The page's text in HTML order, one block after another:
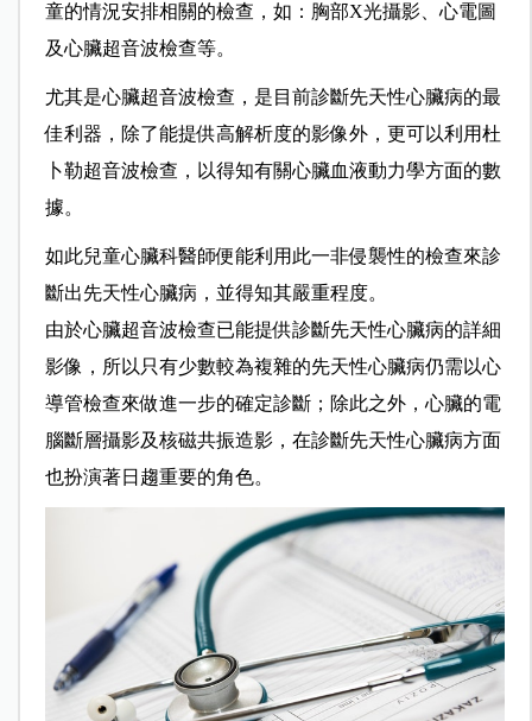
童的情況安排相關的檢查，如：胸部X光攝影、心電圖
及心臟超音波檢查等。
尤其是心臟超音波檢查，是目前診斷先天性心臟病的最
佳利器，除了能提供高解析度的影像外，更可以利用杜
卜勒超音波檢查，以得知有關心臟血液動力學方面的數
據。
如此兒童心臟科醫師便能利用此一非侵襲性的檢查來診
斷出先天性心臟病，並得知其嚴重程度。
由於心臟超音波檢查已能提供診斷先天性心臟病的詳細
影像，所以只有少數較為複雜的先天性心臟病仍需以心
導管檢查來做進一步的確定診斷；除此之外，心臟的電
腦斷層攝影及核磁共振造影，在診斷先天性心臟病方面
也扮演著日趨重要的角色。